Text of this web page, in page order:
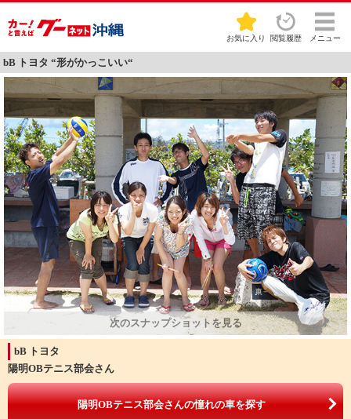
お気に入り 閲覧履歴 メニュー
bB トヨタ “形がかっこいい“
bB トヨタ
陽明OBテニス部会さん
陽明OBテニス部会さんの憧れの車を探す